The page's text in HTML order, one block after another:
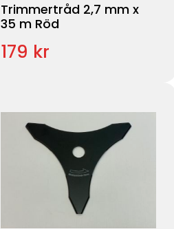
Trimmertråd 2,7 mm x
35 m Röd
179 kr